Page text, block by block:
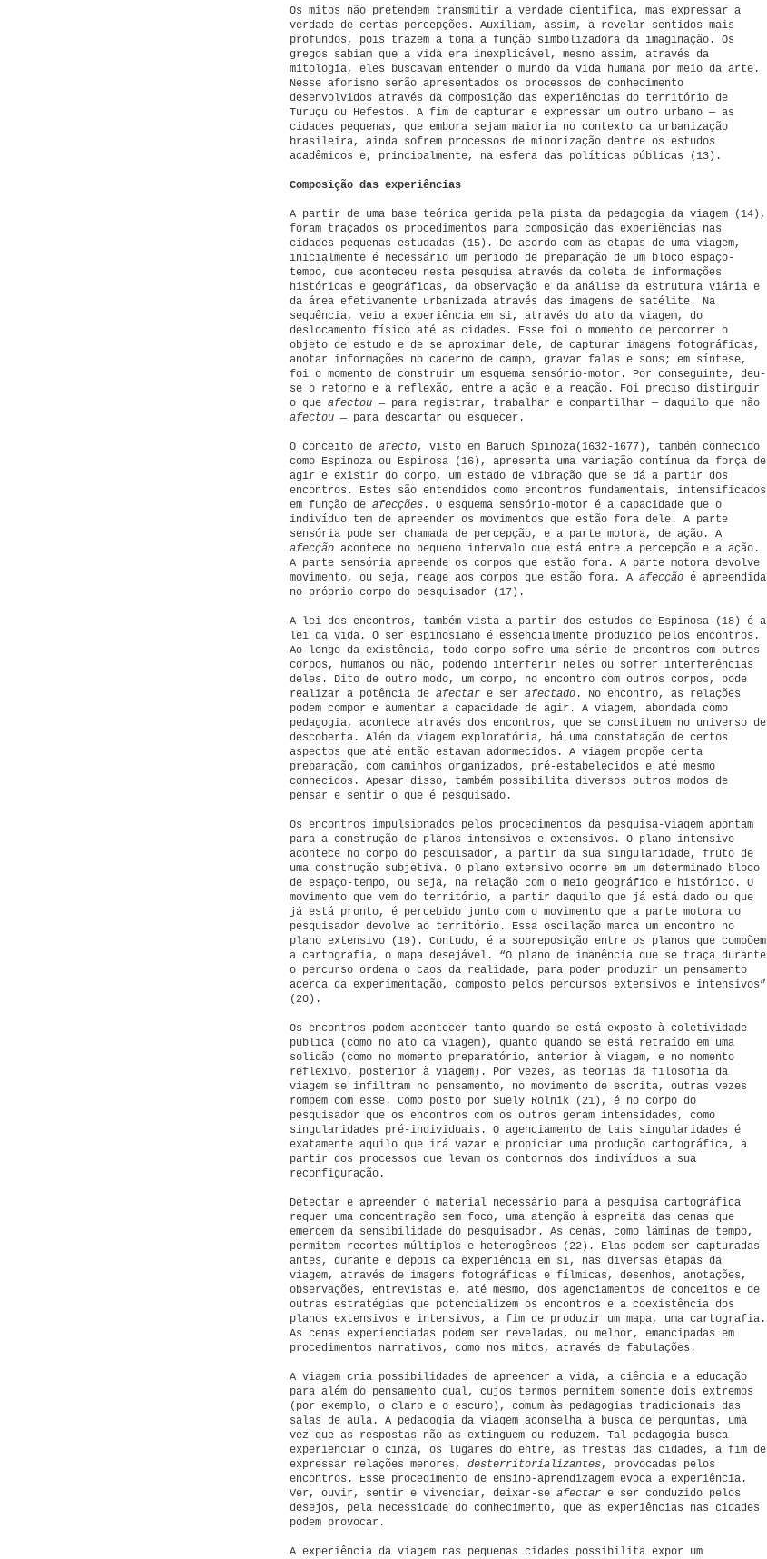
Os mitos não pretendem transmitir a verdade científica, mas expressar a
verdade de certas percepções. Auxiliam, assim, a revelar sentidos mais
profundos, pois trazem à tona a função simbolizadora da imaginação. Os
gregos sabiam que a vida era inexplicável, mesmo assim, através da
mitologia, eles buscavam entender o mundo da vida humana por meio da arte.
Nesse aforismo serão apresentados os processos de conhecimento
desenvolvidos através da composição das experiências do território de
Turuçu ou Hefestos. A fim de capturar e expressar um outro urbano — as
cidades pequenas, que embora sejam maioria no contexto da urbanização
brasileira, ainda sofrem processos de minorização dentre os estudos
acadêmicos e, principalmente, na esfera das políticas públicas (13).
Composição das experiências
A partir de uma base teórica gerida pela pista da pedagogia da viagem (14),
foram traçados os procedimentos para composição das experiências nas
cidades pequenas estudadas (15). De acordo com as etapas de uma viagem,
inicialmente é necessário um período de preparação de um bloco espaço-
tempo, que aconteceu nesta pesquisa através da coleta de informações
históricas e geográficas, da observação e da análise da estrutura viária e
da área efetivamente urbanizada através das imagens de satélite. Na
sequência, veio a experiência em si, através do ato da viagem, do
deslocamento físico até as cidades. Esse foi o momento de percorrer o
objeto de estudo e de se aproximar dele, de capturar imagens fotográficas,
anotar informações no caderno de campo, gravar falas e sons; em síntese,
foi o momento de construir um esquema sensório-motor. Por conseguinte, deu-
se o retorno e a reflexão, entre a ação e a reação. Foi preciso distinguir
o que afectou — para registrar, trabalhar e compartilhar — daquilo que não
afectou — para descartar ou esquecer.
O conceito de afecto, visto em Baruch Spinoza(1632-1677), também conhecido
como Espinoza ou Espinosa (16), apresenta uma variação contínua da força de
agir e existir do corpo, um estado de vibração que se dá a partir dos
encontros. Estes são entendidos como encontros fundamentais, intensificados
em função de afecções . O esquema sensório-motor é a capacidade que o
indivíduo tem de apreender os movimentos que estão fora dele. A parte
sensória pode ser chamada de percepção, e a parte motora, de ação. A
afecção acontece no pequeno intervalo que está entre a percepção e a ação.
A parte sensória apreende os corpos que estão fora. A parte motora devolve
movimento, ou seja, reage aos corpos que estão fora. A afecção é apreendida
no próprio corpo do pesquisador (17).
A lei dos encontros, também vista a partir dos estudos de Espinosa (18) é a
lei da vida. O ser espinosiano é essencialmente produzido pelos encontros.
Ao longo da existência, todo corpo sofre uma série de encontros com outros
corpos, humanos ou não, podendo interferir neles ou sofrer interferências
deles. Dito de outro modo, um corpo, no encontro com outros corpos, pode
realizar a potência de afectar e ser afectado . No encontro, as relações
podem compor e aumentar a capacidade de agir. A viagem, abordada como
pedagogia, acontece através dos encontros, que se constituem no universo de
descoberta. Além da viagem exploratória, há uma constatação de certos
aspectos que até então estavam adormecidos. A viagem propõe certa
preparação, com caminhos organizados, pré-estabelecidos e até mesmo
conhecidos. Apesar disso, também possibilita diversos outros modos de
pensar e sentir o que é pesquisado.
Os encontros impulsionados pelos procedimentos da pesquisa-viagem apontam
para a construção de planos intensivos e extensivos. O plano intensivo
acontece no corpo do pesquisador, a partir da sua singularidade, fruto de
uma construção subjetiva. O plano extensivo ocorre em um determinado bloco
de espaço-tempo, ou seja, na relação com o meio geográfico e histórico. O
movimento que vem do território, a partir daquilo que já está dado ou que
já está pronto, é percebido junto com o movimento que a parte motora do
pesquisador devolve ao território. Essa oscilação marca um encontro no
plano extensivo (19). Contudo, é a sobreposição entre os planos que compõem
a cartografia, o mapa desejável. “O plano de imanência que se traça durante
o percurso ordena o caos da realidade, para poder produzir um pensamento
acerca da experimentação, composto pelos percursos extensivos e intensivos”
(20).
Os encontros podem acontecer tanto quando se está exposto à coletividade
pública (como no ato da viagem), quanto quando se está retraído em uma
solidão (como no momento preparatório, anterior à viagem, e no momento
reflexivo, posterior à viagem). Por vezes, as teorias da filosofia da
viagem se infiltram no pensamento, no movimento de escrita, outras vezes
rompem com esse. Como posto por Suely Rolnik (21), é no corpo do
pesquisador que os encontros com os outros geram intensidades, como
singularidades pré-individuais. O agenciamento de tais singularidades é
exatamente aquilo que irá vazar e propiciar uma produção cartográfica, a
partir dos processos que levam os contornos dos indivíduos a sua
reconfiguração.
Detectar e apreender o material necessário para a pesquisa cartográfica
requer uma concentração sem foco, uma atenção à espreita das cenas que
emergem da sensibilidade do pesquisador. As cenas, como lâminas de tempo,
permitem recortes múltiplos e heterogêneos (22). Elas podem ser capturadas
antes, durante e depois da experiência em si, nas diversas etapas da
viagem, através de imagens fotográficas e fílmicas, desenhos, anotações,
observações, entrevistas e, até mesmo, dos agenciamentos de conceitos e de
outras estratégias que potencializem os encontros e a coexistência dos
planos extensivos e intensivos, a fim de produzir um mapa, uma cartografia.
As cenas experienciadas podem ser reveladas, ou melhor, emancipadas em
procedimentos narrativos, como nos mitos, através de fabulações.
A viagem cria possibilidades de apreender a vida, a ciência e a educação
para além do pensamento dual, cujos termos permitem somente dois extremos
(por exemplo, o claro e o escuro), comum às pedagogias tradicionais das
salas de aula. A pedagogia da viagem aconselha a busca de perguntas, uma
vez que as respostas não as extinguem ou reduzem. Tal pedagogia busca
experienciar o cinza, os lugares do entre, as frestas das cidades, a fim de
expressar relações menores, desterritorializantes, provocadas pelos
encontros. Esse procedimento de ensino-aprendizagem evoca a experiência.
Ver, ouvir, sentir e vivenciar, deixar-se afectar e ser conduzido pelos
desejos, pela necessidade do conhecimento, que as experiências nas cidades
podem provocar.
A experiência da viagem nas pequenas cidades possibilita expor um